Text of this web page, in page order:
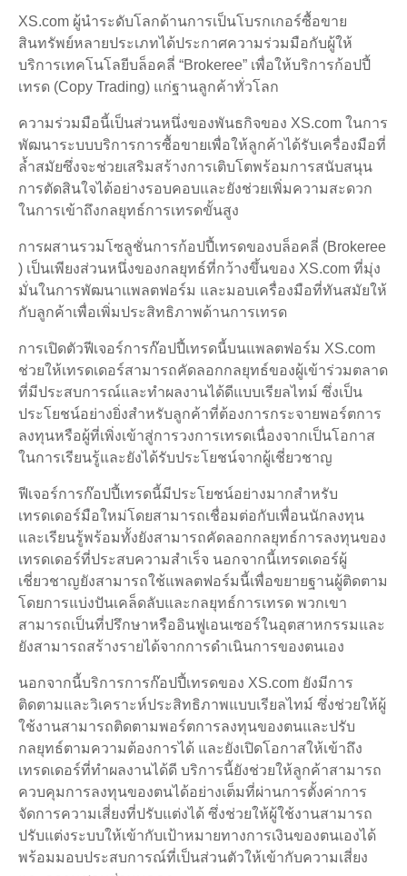
XS.com ผู้นำระดับโลกด้านการเป็นโบรกเกอร์ซื้อขาย
สินทรัพย์หลายประเภทได้ประกาศความร่วมมือกับผู้ให้
บริการเทคโนโลยีบล็อคลี่ “Brokeree” เพื่อให้บริการก้อปปี้
เทรด (Copy Trading) แก่ฐานลูกค้าทั่วโลก
ความร่วมมือนี้เป็นส่วนหนึ่งของพันธกิจของ XS.com ในการ
พัฒนาระบบบริการการซื้อขายเพื่อให้ลูกค้าได้รับเครื่องมือที่
ล้ำสมัยซึ่งจะช่วยเสริมสร้างการเติบโตพร้อมการสนับสนุน
การตัดสินใจได้อย่างรอบคอบและยังช่วยเพิ่มความสะดวก
ในการเข้าถึงกลยุทธ์การเทรดขั้นสูง
การผสานรวมโซลูชั่นการก้อปปี้เทรดของบล็อคลี่ (Brokeree
) เป็นเพียงส่วนหนึ่งของกลยุทธ์ที่กว้างขึ้นของ XS.com ที่มุ่ง
มั่นในการพัฒนาแพลตฟอร์ม และมอบเครื่องมือที่ทันสมัยให้
กับลูกค้าเพื่อเพิ่มประสิทธิภาพด้านการเทรด
การเปิดตัวฟีเจอร์การก๊อปปี้เทรดนี้บนแพลตฟอร์ม XS.com
ช่วยให้เทรดเดอร์สามารถคัดลอกกลยุทธ์ของผู้เข้าร่วมตลาด
ที่มีประสบการณ์และทำผลงานได้ดีแบบเรียลไทม์ ซึ่งเป็น
ประโยชน์อย่างยิ่งสำหรับลูกค้าที่ต้องการกระจายพอร์ตการ
ลงทุนหรือผู้ที่เพิ่งเข้าสู่การวงการเทรดเนื่องจากเป็นโอกาส
ในการเรียนรู้และยังได้รับประโยชน์จากผู้เชี่ยวชาญ
ฟีเจอร์การก๊อปปี้เทรดนี้มีประโยชน์อย่างมากสำหรับ
เทรดเดอร์มือใหม่โดยสามารถเชื่อมต่อกับเพื่อนนักลงทุน
และเรียนรู้พร้อมทั้งยังสามารถคัดลอกกลยุทธ์การลงทุนของ
เทรดเดอร์ที่ประสบความสำเร็จ นอกจากนี้เทรดเดอร์ผู้
เชี่ยวชาญยังสามารถใช้แพลตฟอร์มนี้เพื่อขยายฐานผู้ติดตาม
โดยการแบ่งปันเคล็ดลับและกลยุทธ์การเทรด พวกเขา
สามารถเป็นที่ปรึกษาหรืออินฟูเอนเซอร์ในอุตสาหกรรมและ
ยังสามารถสร้างรายได้จากการดำเนินการของตนเอง
นอกจากนี้บริการการก๊อปปี้เทรดของ XS.com ยังมีการ
ติดตามและวิเคราะห์ประสิทธิภาพแบบเรียลไทม์ ซึ่งช่วยให้ผู้
ใช้งานสามารถติดตามพอร์ตการลงทุนของตนและปรับ
กลยุทธ์ตามความต้องการได้ และยังเปิดโอกาสให้เข้าถึง
เทรดเดอร์ที่ทำผลงานได้ดี บริการนี้ยังช่วยให้ลูกค้าสามารถ
ควบคุมการลงทุนของตนได้อย่างเต็มที่ผ่านการตั้งค่าการ
จัดการความเสี่ยงที่ปรับแต่งได้ ซึ่งช่วยให้ผู้ใช้งานสามารถ
ปรับแต่งระบบให้เข้ากับเป้าหมายทางการเงินของตนเองได้
พร้อมมอบประสบการณ์ที่เป็นส่วนตัวให้เข้ากับความเสี่ยง